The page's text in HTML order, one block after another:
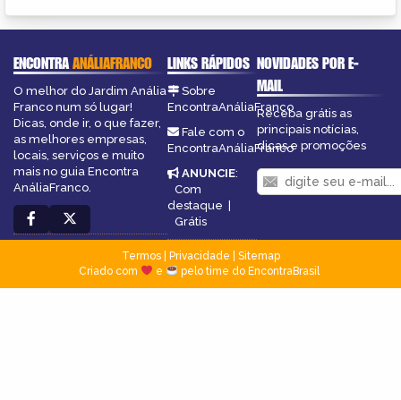
ENCONTRAANÁLIAFRANCO
O melhor do Jardim Anália
Franco num só lugar!
Dicas, onde ir, o que fazer,
as melhores empresas,
locais, serviços e muito
mais no guia Encontra
AnáliaFranco.
LINKS RÁPIDOS
Sobre
EncontraAnáliaFranco
Fale com o
EncontraAnáliaFranco
ANUNCIE:
Com
destaque |
Grátis
NOVIDADES POR E-
MAIL
Receba grátis as
principais notícias,
dicas e promoções
Termos| Privacidade
Sitemap
Criado com
e pelo time do EncontraBrasil